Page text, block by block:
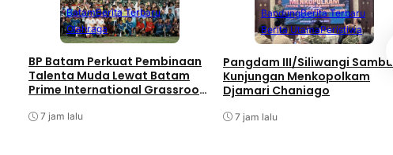
BatamBerita Terbaru
Olahraga
BP Batam Perkuat Pembinaan
Talenta Muda Lewat Batam
Prime International Grassroot
7 jam lalu
BandungBerita Terbaru
Berita UtamaPeristiwa
Pangdam III/Siliwangi Sambut
Kunjungan Menkopolkam
Djamari Chaniago
7 jam lalu